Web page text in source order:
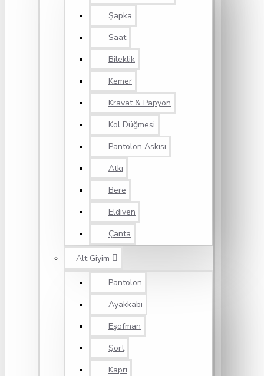
Şapka
Saat
Bileklik
Kemer
Kravat & Papyon
Kol Düğmesi
Pantolon Askısı
Atkı
Bere
Eldiven
Çanta
Alt Giyim
Pantolon
Ayakkabı
Eşofman
Şort
Kapri